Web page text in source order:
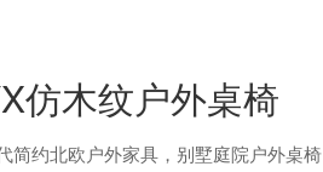
仿木纹户外桌椅
简约北欧户外家具，别墅庭院户外桌椅